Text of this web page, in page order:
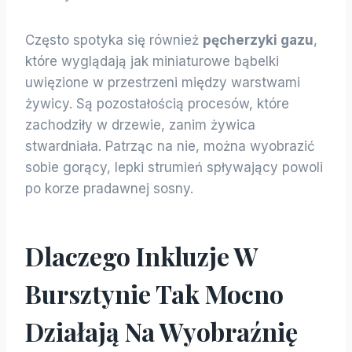
Często spotyka się również pęcherzyki gazu,
które wyglądają jak miniaturowe bąbelki
uwięzione w przestrzeni między warstwami
żywicy. Są pozostałością procesów, które
zachodziły w drzewie, zanim żywica
stwardniała. Patrząc na nie, można wyobrazić
sobie gorący, lepki strumień spływający powoli
po korze pradawnej sosny.
Dlaczego Inkluzje W
Bursztynie Tak Mocno
Działają Na Wyobraźnię